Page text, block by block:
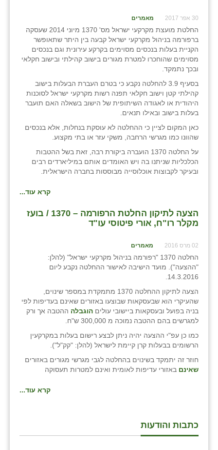
30 אפר 2017 מאמרים
החלטת מועצת מקרקעי ישראל מס' 1370 מיוני 2014 שעסקה
ברפורמה בניהול מקרקעי ישראל קבעה בין היתר שתאופשר
הקניית בעלות בנכסים מסוימים בקרקע עירונית וגם בנכסים
מסוימים שהוחכרו למטרת מגורים בישוב קהילתי ובישוב חקלאי
ובכך נתמקד.
בסעיף 3.9 להחלטה נקבע כי בטרם העברת הבעלות בישוב
קהילתי קטן וישוב חקלאי תפנה רשות מקרקעי ישראל לסוכנות
היהודית או לאגודה השיתופית של הישוב בשאלה האם תועבר
בעלות בישוב ובאילו תנאים.
כאן המקום לציין כי ההחלטה לא עוסקת בנחלות, אלא בנכסים
שהוונו כמו מגרשי הרחבה, משקי עזר או בתי מקצוע.
על החלטה 1370 הועברה ביקורת רבה, זאת בשל ההטבות
הכלכליות שניתנו בה ויש האומדים אותם במיליארדים רבים
ובעיקר לקבוצות אוכלוסייה מבוססות בחברה הישראלית.
קרא עוד...
הצעה לתיקון החלטת הרפורמה – 1370 / בועז
מקלר רו"ח, אורי פיטוסי עו"ד
02 מרס 2016 מאמרים
החלטה 1370 "רפורמה בניהול מקרקעי ישראל" (להלן:
"ההצעה"). מועד הישיבה לאישור ההחלטה נקבע ליום
14.3.2016.
הצעה לתיקון ההחלטה 1370 מתמקדת במספר שינוים,
שהעיקרי הוא שבעסקאות שבוצעו באזורים שאינם בעדיפות לפי
בניה בפועל ובעסקאות ביישובי עולים הוגבלה ההטבה אך ורק
למגרשים בהם ההטבה נמוכה מ 300,000 ש"ח.
כמו כן עפ"י ההצעה יהיה ניתן לבצע רישום בעלות במקרקעין
הרשומים בבעלות קרן קיימת לישראל (להלן: "קק"ל").
חוזר זה יתמקד בשינוים בהחלטה לגבי מגרשי מגורים באזורים
שאינם באזורי עדיפות לאומית ואינם למטרות תעסוקה
קרא עוד...
כתבות והודעות
שבי ציון
שדה ורבורג
שדה צבי
שדמה
שכניה
תלמי יוסף
בוסתן הגליל